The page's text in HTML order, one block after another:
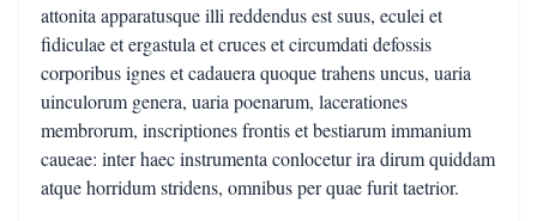
attonita apparatusque illi reddendus est suus, eculei et
fidiculae et ergastula et cruces et circumdati defossis
corporibus ignes et cadauera quoque trahens uncus, uaria
uinculorum genera, uaria poenarum, lacerationes
membrorum, inscriptiones frontis et bestiarum immanium
caueae: inter haec instrumenta conlocetur ira dirum quiddam
atque horridum stridens, omnibus per quae furit taetrior.